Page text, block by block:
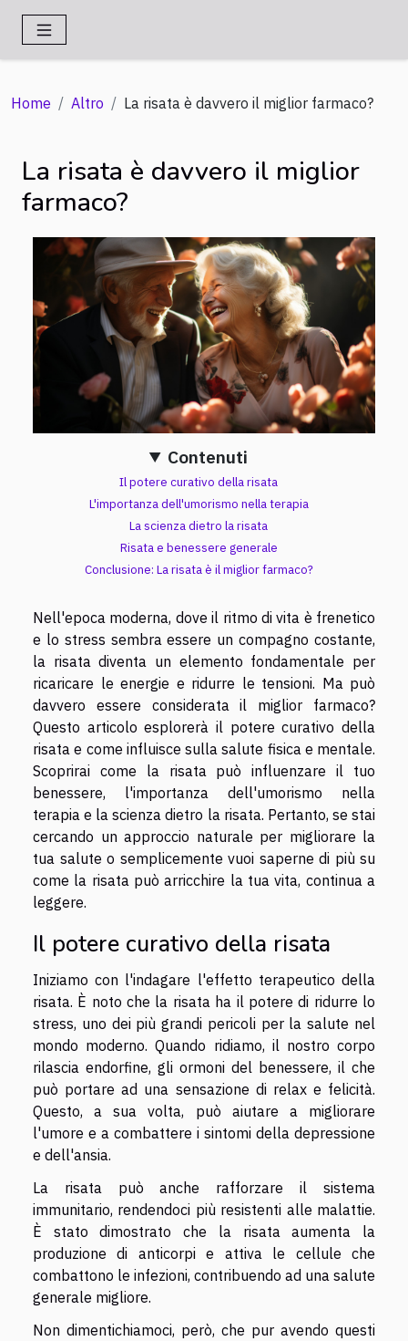
Home Altro La risata è davvero il miglior farmaco?
La risata è davvero il miglior
farmaco?
Contenuti
Il potere curativo della risata
L'importanza dell'umorismo nella terapia
La scienza dietro la risata
Risata e benessere generale
Conclusione: La risata è il miglior farmaco?
Nell'epoca moderna, dove il ritmo di vita è frenetico
e lo stress sembra essere un compagno costante,
la risata diventa un elemento fondamentale per
ricaricare le energie e ridurre le tensioni. Ma può
davvero essere considerata il miglior farmaco?
Questo articolo esplorerà il potere curativo della
risata e come influisce sulla salute fisica e mentale.
Scoprirai come la risata può influenzare il tuo
benessere, l'importanza dell'umorismo nella
terapia e la scienza dietro la risata. Pertanto, se stai
cercando un approccio naturale per migliorare la
tua salute o semplicemente vuoi saperne di più su
come la risata può arricchire la tua vita, continua a
leggere.
Il potere curativo della risata
Iniziamo con l'indagare l'effetto terapeutico della
risata. È noto che la risata ha il potere di ridurre lo
stress, uno dei più grandi pericoli per la salute nel
mondo moderno. Quando ridiamo, il nostro corpo
rilascia endorfine, gli ormoni del benessere, il che
può portare ad una sensazione di relax e felicità.
Questo, a sua volta, può aiutare a migliorare
l'umore e a combattere i sintomi della depressione
e dell'ansia.
La risata può anche rafforzare il sistema
immunitario, rendendoci più resistenti alle malattie.
È stato dimostrato che la risata aumenta la
produzione di anticorpi e attiva le cellule che
combattono le infezioni, contribuendo ad una salute
generale migliore.
Non dimentichiamoci, però, che pur avendo questi